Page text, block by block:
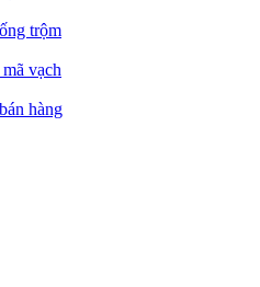
trộm
vạch
hàng